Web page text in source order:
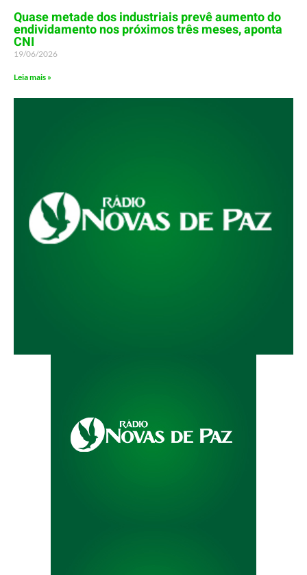
Quase metade dos industriais prevê aumento do
endividamento nos próximos três meses, aponta
CNI
19/06/2026
Leia mais »